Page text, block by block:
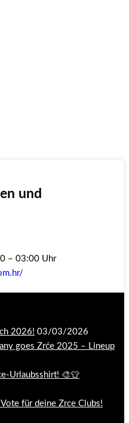
und
– 03:00 Uhr
2026! 03/03/2026
goes Zrće 2025 – Lineup
Urlaubsshirt! 🎨👕
für deine Zrce Clubs!